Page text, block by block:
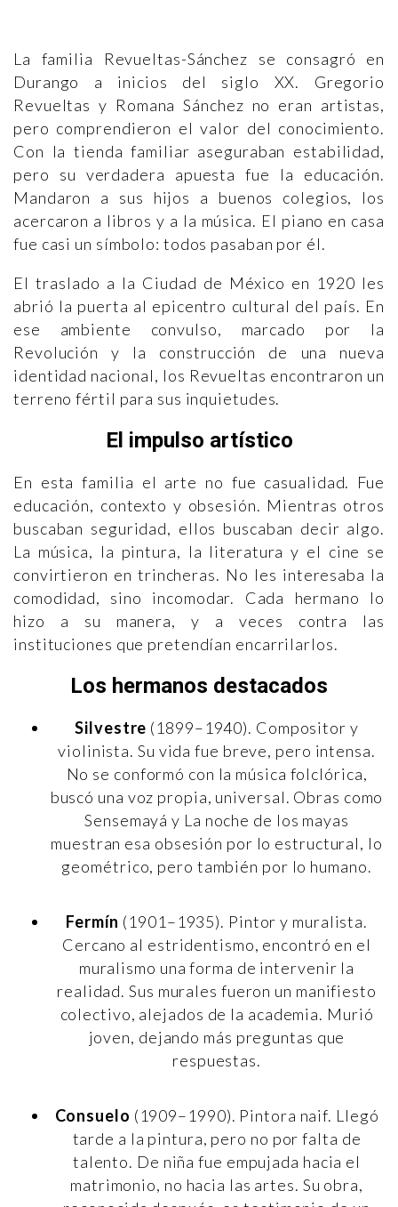
La familia Revueltas-Sánchez se consagró en
Durango a inicios del siglo XX. Gregorio
Revueltas y Romana Sánchez no eran artistas,
pero comprendieron el valor del conocimiento.
Con la tienda familiar aseguraban estabilidad,
pero su verdadera apuesta fue la educación.
Mandaron a sus hijos a buenos colegios, los
acercaron a libros y a la música. El piano en casa
fue casi un símbolo: todos pasaban por él.
El traslado a la Ciudad de México en 1920 les
abrió la puerta al epicentro cultural del país. En
ese ambiente convulso, marcado por la
Revolución y la construcción de una nueva
identidad nacional, los Revueltas encontraron un
terreno fértil para sus inquietudes.
El impulso artístico
En esta familia el arte no fue casualidad. Fue
educación, contexto y obsesión. Mientras otros
buscaban seguridad, ellos buscaban decir algo.
La música, la pintura, la literatura y el cine se
convirtieron en trincheras. No les interesaba la
comodidad, sino incomodar. Cada hermano lo
hizo a su manera, y a veces contra las
instituciones que pretendían encarrilarlos.
Los hermanos destacados
Silvestre (1899–1940). Compositor y
violinista. Su vida fue breve, pero intensa.
No se conformó con la música folclórica,
buscó una voz propia, universal. Obras como
Sensemayá y La noche de los mayas
muestran esa obsesión por lo estructural, lo
geométrico, pero también por lo humano.
Fermín (1901–1935). Pintor y muralista.
Cercano al estridentismo, encontró en el
muralismo una forma de intervenir la
realidad. Sus murales fueron un manifiesto
colectivo, alejados de la academia. Murió
joven, dejando más preguntas que
respuestas.
Consuelo (1909–1990). Pintora naif. Llegó
tarde a la pintura, pero no por falta de
talento. De niña fue empujada hacia el
matrimonio, no hacia las artes. Su obra,